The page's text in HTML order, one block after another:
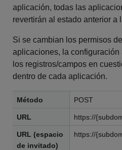
aplicación, todas las
revertirán al estado anterior a
Si se cambian los permisos
aplicaciones, la
los registros/campos en
dentro de cada aplicación.
Método POST
URL https://
URL (espacio
de invitado)
https://